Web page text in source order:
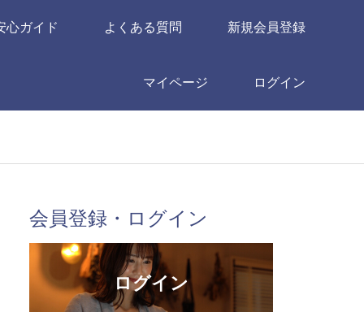
心ガイド よくある質問 新規会員登録
マイページ ログイン
会員登録・ログイン
ログイン